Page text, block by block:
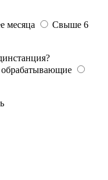
месяца
Свыше 6